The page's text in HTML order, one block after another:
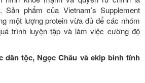
Sản phẩm của Vietnam’s Supplement
một lượng protein vừa đủ để các nhóm
trình luyện tập và làm việc cường độ
dân tộc, Ngọc Châu và ekip bình tĩnh